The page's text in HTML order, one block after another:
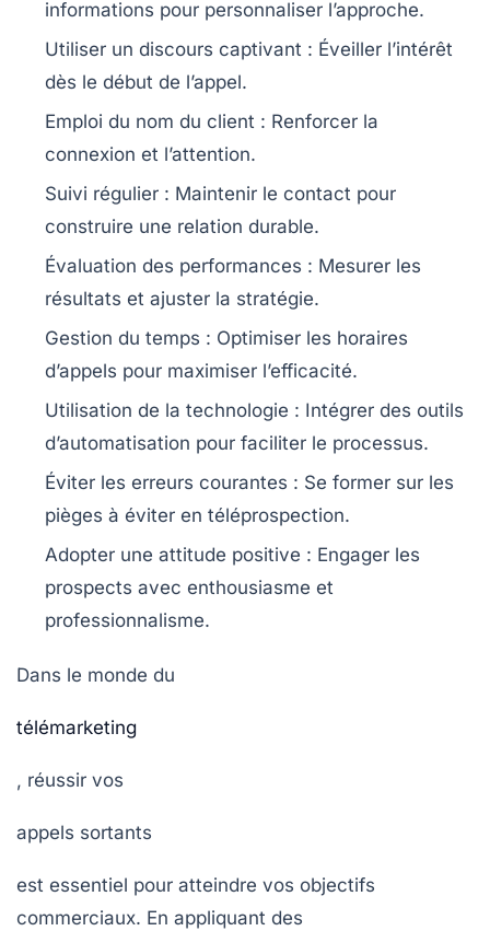
informations pour personnaliser l’approche.
Utiliser un discours captivant : Éveiller l’intérêt
dès le début de l’appel.
Emploi du nom du client : Renforcer la
connexion et l’attention.
Suivi régulier : Maintenir le contact pour
construire une relation durable.
Évaluation des performances : Mesurer les
résultats et ajuster la stratégie.
Gestion du temps : Optimiser les horaires
d’appels pour maximiser l’efficacité.
Utilisation de la technologie : Intégrer des outils
d’automatisation pour faciliter le processus.
Éviter les erreurs courantes : Se former sur les
pièges à éviter en téléprospection.
Adopter une attitude positive : Engager les
prospects avec enthousiasme et
professionnalisme.
Dans le monde du
télémarketing
, réussir vos
appels sortants
est essentiel pour atteindre vos objectifs
commerciaux. En appliquant des